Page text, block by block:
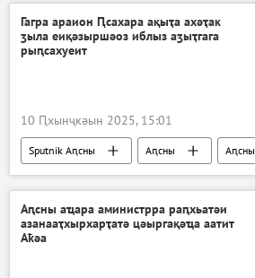
Гагра араион Ԥсахара ақыҭа ахәҭак
ӡыла еиқәзыршәоз иблыз аӡыҭгага
рыԥсахуеит
10 Ԥхынҷкәын 2025, 15:01
Sputnik Аԥсны Аԥсны
Аԥсны
Ажәабжьқәа
Аԥсны аҵара аминистрра раԥхьатәи
азанааҭхырхарҭатә цәыргақәҵа аатит
Аҟәа